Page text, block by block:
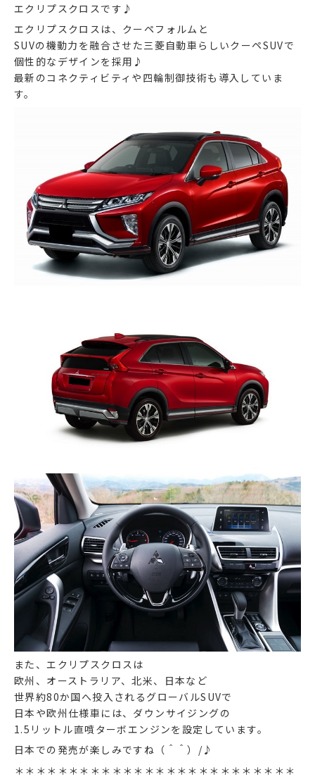
エクリプスクロスです♪
エクリプスクロスは、クーペフォルムと
SUVの機動力を融合させた三菱自動車らしいクーペSUVで
個性的なデザインを採用♪
最新のコネクティビティや四輪制御技術も導入していま
す。
また、エクリプスクロスは
欧州、オーストラリア、北米、日本など
世界約80か国へ投入されるグローバルSUVで
日本や欧州仕様車には、ダウンサイジングの
1.5リットル直噴ターボエンジンを設定しています。
日本での発売が楽しみですね（＾＾）/♪
＊＊＊＊＊＊＊＊＊＊＊＊＊＊＊＊＊＊＊＊＊＊＊＊＊＊